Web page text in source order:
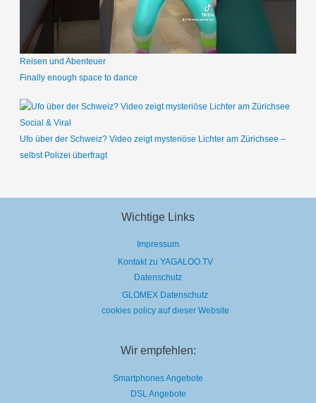
Reisen und Abenteuer
Finally enough space to dance
Social & Viral
Ufo über der Schweiz? Video zeigt mysteriöse Lichter am Zürichsee –
selbst Polizei überfragt
Wichtige Links
Impressum
Kontakt zu YAGALOO.TV
Datenschutz
GLOMEX Datenschutz
cookies policy auf dieser Website
Wir empfehlen:
Smartphones Angebote
DSL Angebote